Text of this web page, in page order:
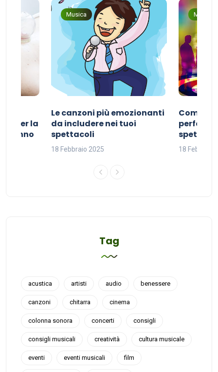
per la
sonno
Musica
Le canzoni più emozionanti
da includere nei tuoi
spettacoli
18 Febbraio 2025
Musica
Come
perfetta
18 Febbraio
Tag
acustica artisti audio benessere
canzoni chitarra cinema
colonna sonora concerti consigli
consigli musicali creatività cultura musicale
eventi eventi musicali film